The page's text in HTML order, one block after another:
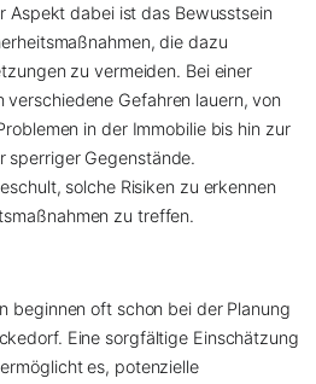
Aspekt dabei ist das Bewusstsein
die dazu
zu vermeiden. Bei einer
verschiedene Gefahren lauern, von
in der Immobilie bis hin zur
sperriger Gegenstände.
solche Risiken zu erkennen
zu treffen.
beginnen oft schon bei der Planung
Eine sorgfältige Einschätzung
es, potenzielle